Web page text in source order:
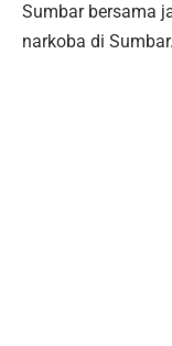
Sumbar bersama
narkoba di Sumbar.